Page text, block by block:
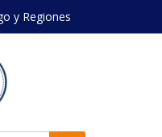
y Regiones